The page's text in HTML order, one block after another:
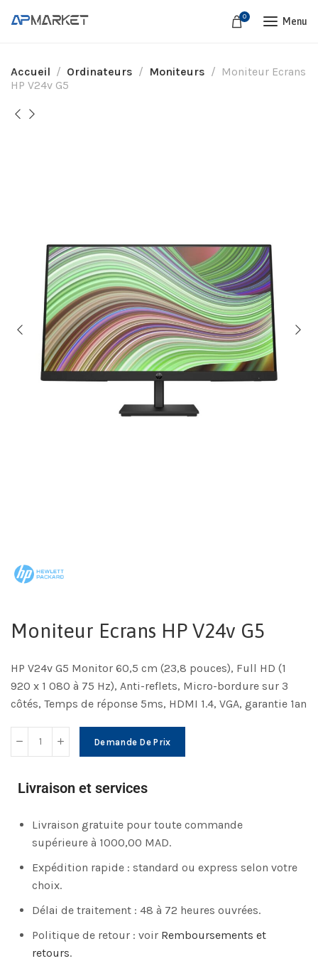
0 Menu
Accueil Ordinateurs Moniteurs
Moniteur Ecrans
HP V24v G5
Moniteur Ecrans HP V24v G5
HP V24v G5 Monitor 60,5 cm (23,8 pouces), Full HD (1
920 x 1 080 à 75 Hz), Anti-reflets, Micro-bordure sur 3
côtés, Temps de réponse 5ms, HDMI 1.4, VGA, garantie 1an
Demande De Prix
Livraison et services
Livraison gratuite pour toute commande
supérieure à 1000,00 MAD.
Expédition rapide : standard ou express selon votre
choix.
Délai de traitement : 48 à 72 heures ouvrées.
Politique de retour : voir Remboursements et
retours.